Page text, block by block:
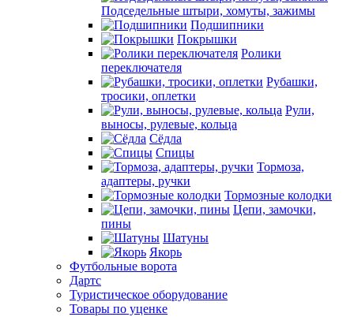
Подседельные штыри, хомуты, зажимы
Подшипники
Покрышки
Ролики
переключателя
Рубашки,
тросики, оплетки
Рули,
выносы, рулевые, кольца
Сёдла
Спицы
Тормоза,
адаптеры, ручки
Тормозные колодки
Цепи, замочки,
пины
Шатуны
Якорь
Футбольные ворота
Дартс
Туристическое оборудование
Товары по уценке